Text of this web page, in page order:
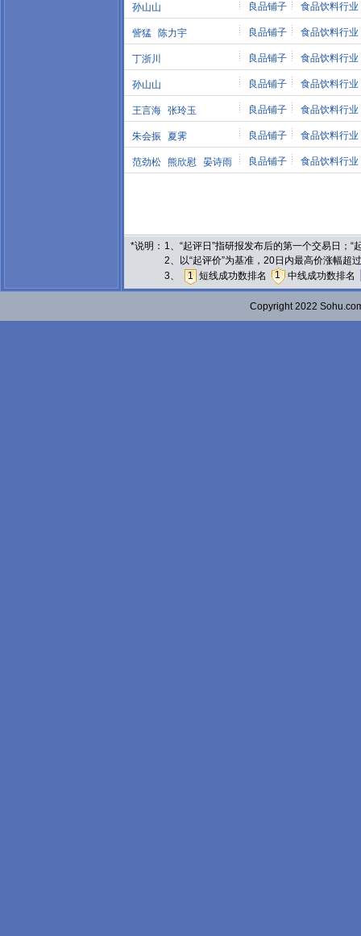
孙山山 良品铺子 食品饮料行业
訾猛 陈力宇 良品铺子 食品饮料行业
丁浙川 良品铺子 食品饮料行业
孙山山 良品铺子 食品饮料行业
王言海 张玲玉 良品铺子 食品饮料行业
朱会振 夏霁 良品铺子 食品饮料行业
范劲松 熊欣慰 晏诗雨 良品铺子 食品饮料行业
*说明： 1、“起评日”指研报发布后的第一个交易日；
2、以“起评价”为基准，20日内最高价涨幅
3、
1 短线成功数排名 1 中线成功数排名
Copyright 2022